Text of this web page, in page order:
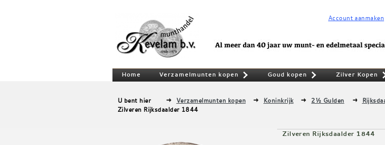
Account aanmaken
Home Verzamelmunten kopen Goud kopen Zilver Kopen
U bent hier Verzamelmunten kopen Koninkrijk 2½ Gulden
Zilveren Rijksdaalder 1844
Zilveren Rijksdaalder 1844